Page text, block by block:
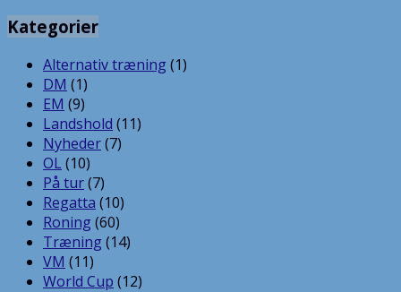
Kategorier
Alternativ træning(1)
DM (1)
EM (9)
Landshold (11)
Nyheder(7)
OL(10)
På tur(7)
Regatta (10)
Roning(60)
Træning(14)
VM (11)
World Cup (12)